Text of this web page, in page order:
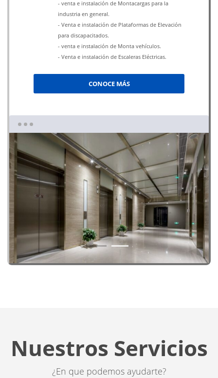
- venta e instalación de Montacargas para la
industria en general.
- Venta e instalación de Plataformas de Elevación
para discapacitados.
- venta e instalación de Monta vehículos.
- Venta e instalación de Escaleras Eléctricas.
CONOCE MÁS
1 2
Nuestros Servicios
¿En que podemos ayudarte?